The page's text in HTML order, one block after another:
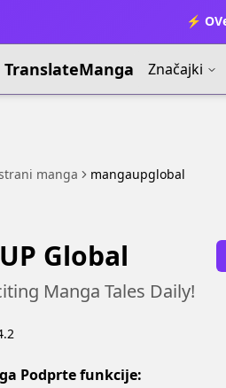
⚡
TranslateManga Značajki
manga mangaupglobal
Global
Manga Tales Daily!
Podprte funkcije: